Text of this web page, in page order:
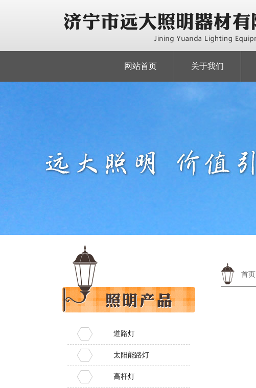
网站首页 关于我们
首页
道路灯
太阳能路灯
高杆灯